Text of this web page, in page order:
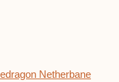
Netherbane